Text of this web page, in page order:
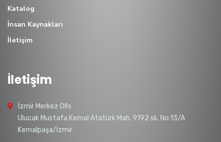
Katalog
İnsan Kaynakları
İletişim
İletişim
İzmir Merkez Ofis
Ulucak Mustafa Kemal Atatürk Mah. 9192 sk. No:13/A
Kemalpaşa/İzmir